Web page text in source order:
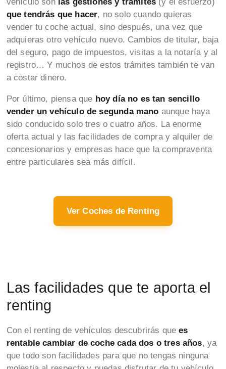
que tendrás que hacer, no solo cuando quieras
vender tu coche actual, sino después, una vez que
adquieras otro vehículo nuevo. Cambios de titular, baja
del seguro, pago de impuestos, visitas a la notaría y al
registro… Y muchos de estos trámites también te van
a costar dinero.
Por último, piensa que hoy día no es tan sencillo
vender un vehículo de segunda mano aunque haya
sido conducido solo tres o cuatro años. La enorme
oferta actual y las facilidades de compra y alquiler de
concesionarios y empresas hace que la compraventa
entre particulares sea más difícil.
Ver Coches de Renting
Las facilidades que te aporta el
renting
Con el renting de vehículos descubrirás quees
rentable cambiar de coche cada dos o tres años, ya
que todo son facilidades para que no tengas ninguna